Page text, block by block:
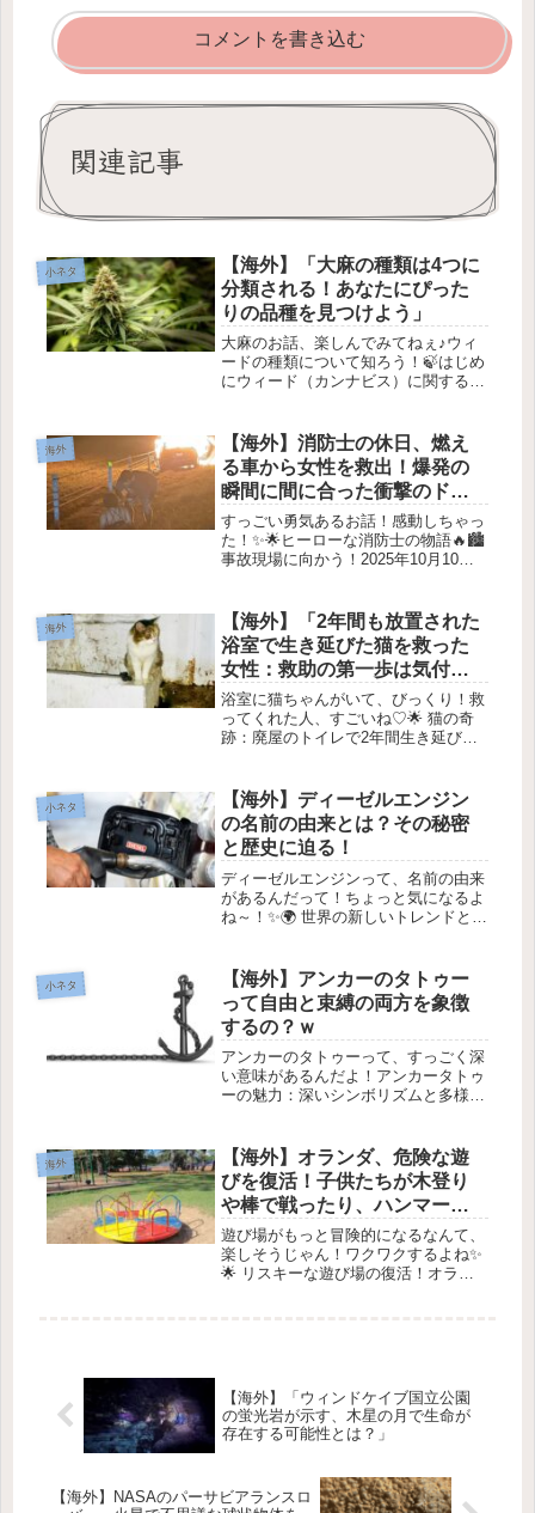
コメントを書き込む
関連記事
小ネタ
【海外】「大麻の種類は4つに
分類される！あなたにぴった
りの品種を見つけよう」
大麻のお話、楽しんでみてねぇ♪ウィ
ードの種類について知ろう！🍃はじめ
にウィード（カンナビス）に関する話
と「インディカ」だけじゃなく、実は
もっと知られていない種類もあるん
で...
海外
【海外】消防士の休日、燃え
る車から女性を救出！爆発の
瞬間に間に合った衝撃のドラ
マ
すっごい勇気あるお話！感動しちゃっ
た！✨🌟ヒーローな消防士の物語🔥🏙️
事故現場に向かう！2025年10月10
アンドリュー・ニクソンさんが、一人
の女性を燃える車から救出し...
海外
【海外】「2年間も放置された
浴室で生き延びた猫を救った
女性：救助の第一歩は気付く
ことから」
浴室に猫ちゃんがいて、びっくり！救
ってくれた人、すごいね♡🌟 猫の奇
跡：廃屋のトイレで2年間生き延びた
が、知らない人から送られた一枚の写
真をきっかけに、壮大な冒険が始...
小ネタ
【海外】ディーゼルエンジン
の名前の由来とは？その秘密
と歴史に迫る！
ディーゼルエンジンって、名前の由来
があるんだって！ちょっと気になるよ
ね～！✨🌍 世界の新しいトレンドと私
イフスタイルについて勉強したの！今
日はその重要なポイントをわかりや
す...
小ネタ
【海外】アンカーのタトゥー
って自由と束縛の両方を象徴
するの？ｗ
アンカーのタトゥーって、すっごく深
い意味があるんだよ！アンカータトゥ
ーの魅力：深いシンボリズムと多様な
は、海洋起源を超えて、幅広いシンボ
ルとして人々の心を掴んできたところ
にあ...
海外
【海外】オランダ、危険な遊
びを復活！子供たちが木登り
や棒で戦ったり、ハンマーで
遊ぶ公園が熱い！
遊び場がもっと冒険的になるなんて、
楽しそうじゃん！ワクワクするよね✨
🌟 リスキーな遊び場の復活！オラン
【海外】「ウィンドケイブ国立公園
の蛍光岩が示す、木星の月で生命が
存在する可能性とは？」
【海外】NASAのパーサビアランスロ